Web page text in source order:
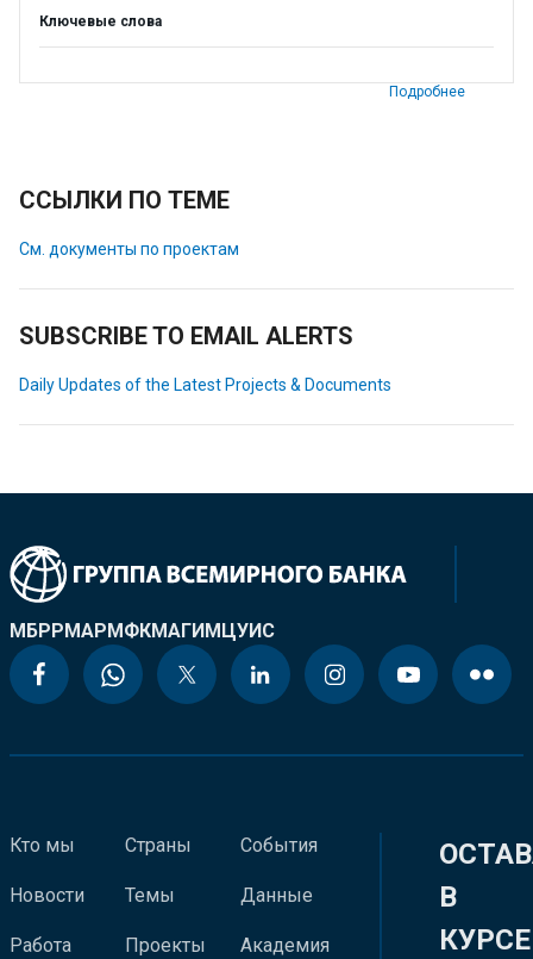
Ключевые слова
Подробнее
ССЫЛКИ ПО ТЕМЕ
См. документы по проектам
SUBSCRIBE TO EMAIL ALERTS
Daily Updates of the Latest Projects & Documents
МБРРМАРМФКМАГИМЦУИС
Кто мы
Новости
Работа
Страны
Темы
Проекты
События
Данные
Академия
В
КУРСЕ